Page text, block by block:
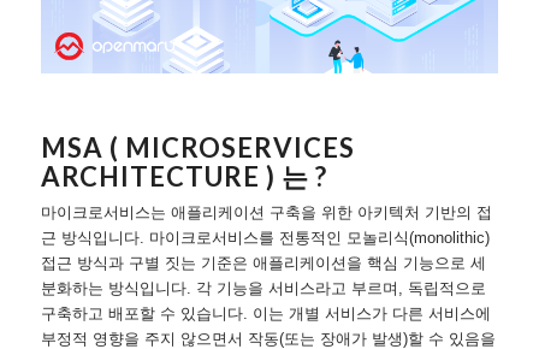
MSA ( MICROSERVICES
ARCHITECTURE ) 는 ?
마이크로서비스는 애플리케이션 구축을 위한 아키텍처 기반의 접
근 방식입니다. 마이크로서비스를 전통적인 모놀리식(monolithic)
접근 방식과 구별 짓는 기준은 애플리케이션을 핵심 기능으로 세
분화하는 방식입니다. 각 기능을 서비스라고 부르며, 독립적으로
구축하고 배포할 수 있습니다. 이는 개별 서비스가 다른 서비스에
부정적 영향을 주지 않으면서 작동(또는 장애가 발생)할 수 있음을